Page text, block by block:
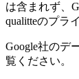
は含まれず、
qualitteのプラ
Google社のデ
覧ください。